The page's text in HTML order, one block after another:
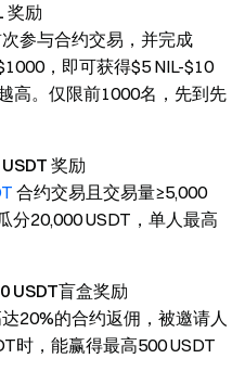
奖励
参与合约交易，并完成
，即可获得$5 NIL-$10
高。仅限前1000名，先到先
奖励
合约交易且交易量≥5,000
分20,000 USDT，单人最高
USDT盲盒奖励
20%的合约返佣，被邀请人
时，能赢得最高500 USDT